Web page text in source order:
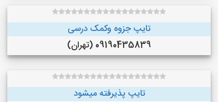
تایپ جزوه وکمک درسی
09190435839 (تهران)
تایپ پذیرفته میشود